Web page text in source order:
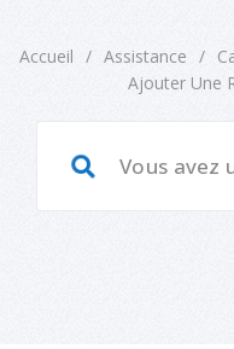
Accueil / Assistance /
Ajouter Une